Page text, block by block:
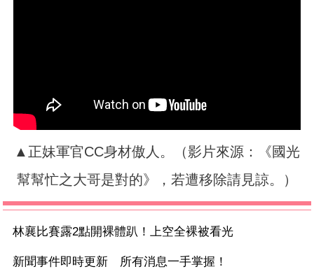
▲正妹軍官CC身材傲人。（影片來源：《國光
幫幫忙之大哥是對的》，若遭移除請見諒。）
林襄比賽露2點開裸體趴！上空全裸被看光
新聞事件即時更新 所有消息一手掌握！